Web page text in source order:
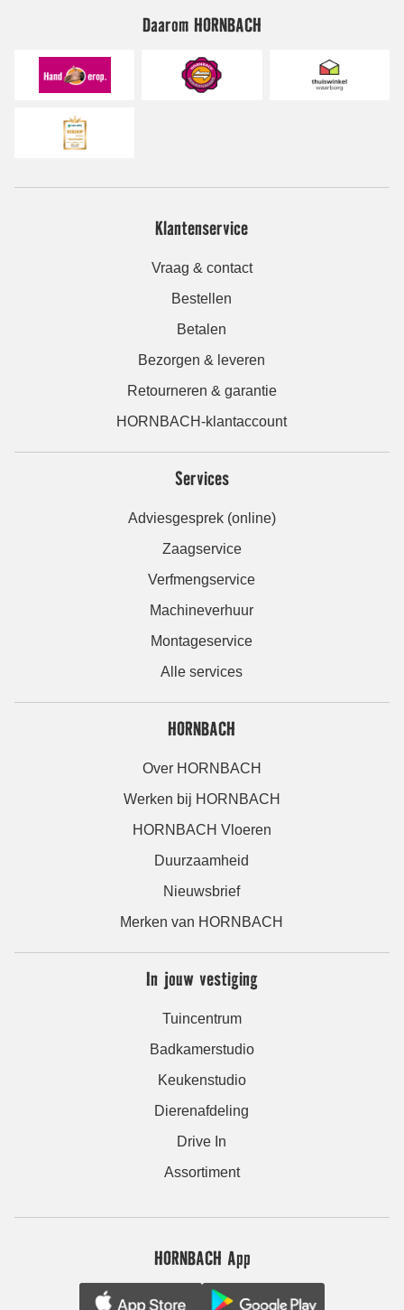
Daarom HORNBACH
Klantenservice
Vraag & contact
Bestellen
Betalen
Bezorgen & leveren
Retourneren & garantie
HORNBACH-klantaccount
Services
Adviesgesprek (online)
Zaagservice
Verfmengservice
Machineverhuur
Montageservice
Alle services
HORNBACH
Over HORNBACH
Werken bij HORNBACH
HORNBACH Vloeren
Duurzaamheid
Nieuwsbrief
Merken van HORNBACH
In jouw vestiging
Tuincentrum
Badkamerstudio
Keukenstudio
Dierenafdeling
Drive In
Assortiment
HORNBACH App